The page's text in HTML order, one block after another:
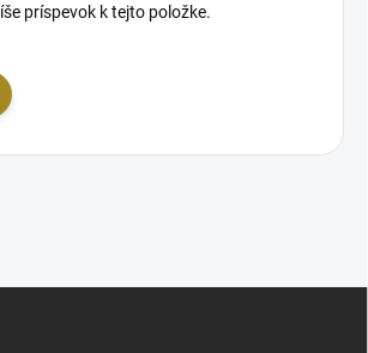
príspevok k tejto položke.